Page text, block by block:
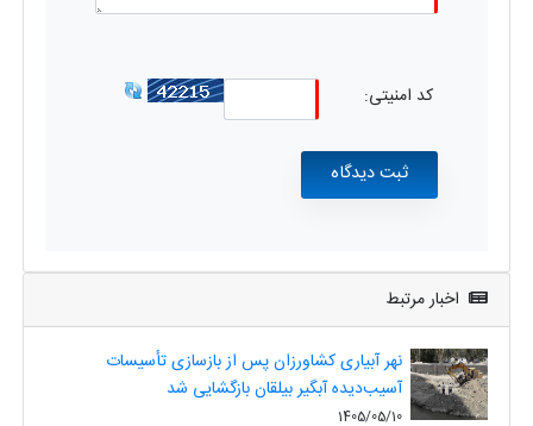
کد امنیتی:
اخبار مرتبط
نهر آبیاری کشاورزان پس از بازسازی تأسیسات
آسیب‌دیده آبگیر بیلقان بازگشایی شد
1405/05/10